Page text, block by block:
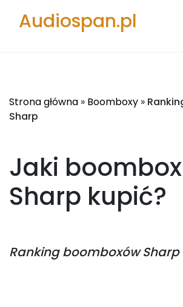
Audiospan.pl
Strona główna » Boomboxy »
Sharp
Jaki boombox
Sharp kupić?
Rankingboomboxów Sharp